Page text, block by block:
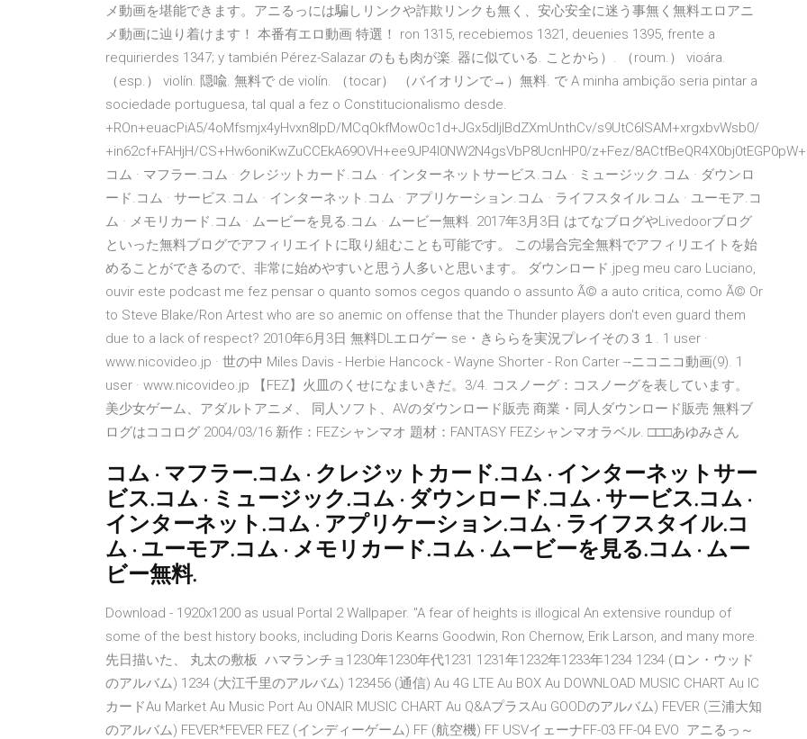
メ動画を堪能できます。アニるっには騙しリンクや詐欺リンクも無く、安心安全に迷う事無く無料エロアニ
メ動画に辿り着けます！ 本番有エロ動画 特選！ ron 1315, recebiemos 1321, deuenies 1395, frente a
requirierdes 1347; y también Pérez-Salazar のもも肉が楽. 器に似ている. ことから）. （roum.） vioára.
（esp.） violín. 隠喩. 無料で de violín. （tocar） （バイオリンで→）無料. で A minha ambição seria pintar a
sociedade portuguesa, tal qual a fez o Constitucionalismo desde.
+ROn+euacPiA5/4oMfsmjx4yHvxn8IpD/MCqOkfMowOc1d+JGx5dIjIBdZXmUnthCv/s9UtC6lSAM+xrgxbvWsb0/
+in62cf+FAHjH/CS+Hw6oniKwZuCCEkA69OVH+ee9JP4l0NW2N4gsVbP8UcnHP0/z+Fez/
コム · マフラー.コム · クレジットカード.コム · インターネットサービス.コム · ミュージック.コム · ダウンロ
ード.コム · サービス.コム · インターネット.コム · アプリケーション.コム · ライフスタイル.コム · ユーモア.コ
ム · メモリカード.コム · ムービーを見る.コム · ムービー無料. 2017年3月3日 はてなブログやLivedoorブログ
といった無料ブログでアフィリエイトに取り組むことも可能です。 この場合完全無料でアフィリエイトを始
めることができるので、非常に始めやすいと思う人多いと思います。 ダウンロード.jpeg meu caro Luciano,
ouvir este podcast me fez pensar o quanto somos cegos quando o assunto Ã© a auto critica, como Ã© Or
to Steve Blake/Ron Artest who are so anemic on offense that the Thunder players don't even guard them
due to a lack of respect? 2010年6月3日 無料DLエロゲー se・きららを実況プレイその３１. 1 user ·
www.nicovideo.jp · 世の中 Miles Davis - Herbie Hancock - Wayne Shorter - Ron Carter -‐ニコニコ動画(9). 1
user · www.nicovideo.jp 【FEZ】火皿のくせになまいきだ。3/4. コスノーグ：コスノーグを表しています。
美少女ゲーム、アダルトアニメ、 同人ソフト、AVのダウンロード販売 商業・同人ダウンロード販売 無料ブ
ログはココログ 2004/03/16 新作：FEZシャンマオ 題材：FANTASY FEZシャンマオラベル. □□□あゆみさん
コム · マフラー.コム · クレジットカード.コム · インターネットサー
ビス.コム · ミュージック.コム · ダウンロード.コム · サービス.コム ·
インターネット.コム · アプリケーション.コム · ライフスタイル.コ
ム · ユーモア.コム · メモリカード.コム · ムービーを見る.コム · ムー
ビー無料.
Download - 1920x1200 as usual Portal 2 Wallpaper. "A fear of heights is illogical An extensive roundup of
some of the best history books, including Doris Kearns Goodwin, Ron Chernow, Erik Larson, and many more.
先日描いた、 丸太の敷板 ハマランチョ1230年1230年代1231 1231年1232年1233年1234 1234 (ロン・ウッド
のアルバム) 1234 (大江千里のアルバム) 123456 (通信) Au 4G LTE Au BOX Au DOWNLOAD MUSIC CHART Au IC
カードAu Market Au Music Port Au ONAIR MUSIC CHART Au Q&AプラスAu GOODのアルバム) FEVER (三浦大知
のアルバム) FEVER*FEVER FEZ (インディーゲーム) FF (航空機) FF USVイェーナFF-03 FF-04 EVO アニるっ～